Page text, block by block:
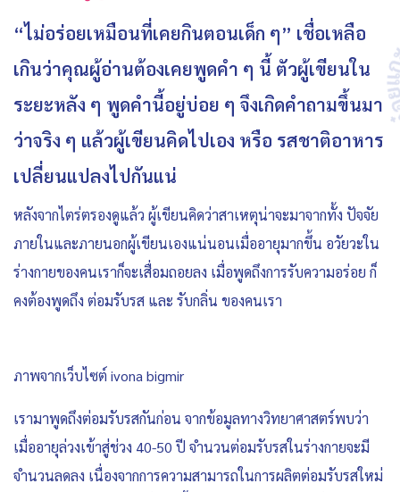
“ไม่อร่อยเหมือนที่เคยกินตอนเด็ก ๆ” เชื่อเหลือ
เกินว่าคุณผู้อ่านต้องเคยพูดคำ ๆ นี้ ตัวผู้เขียนใน
ระยะหลัง ๆ พูดคำนี้อยู่บ่อย ๆ จึงเกิดคำถามขึ้นมา
ว่าจริง ๆ แล้วผู้เขียนคิดไปเอง หรือ รสชาติอาหาร
เปลี่ยนแปลงไปกันแน่
หลังจากไตร่ตรองดูแล้ว ผู้เขียนคิดว่าสาเหตุน่าจะมาจากทั้ง ปัจจัย
ภายในและภายนอกผู้เขียนเองแน่นอนเมื่ออายุมากขึ้น อวัยวะใน
ร่างกายของคนเราก็จะเสื่อมถอยลง เมื่อพูดถึงการรับความอร่อย ก็
คงต้องพูดถึง ต่อมรับรส และ รับกลิ่น ของคนเรา
ภาพจากเว็บไซต์ ivona bigmir
เรามาพูดถึงต่อมรับรสกันก่อน จากข้อมูลทางวิทยาศาสตร์พบว่า
เมื่ออายุล่วงเข้าสู่ช่วง 40-50 ปี จำนวนต่อมรับรสในร่างกายจะมี
จำนวนลดลง เนื่องจากการความสามารถในการผลิตต่อมรับรสใหม่